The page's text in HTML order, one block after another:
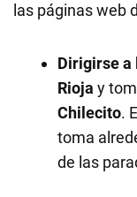
las páginas web
Dirigirse a
Rioja y
Chilecito.
toma
de las